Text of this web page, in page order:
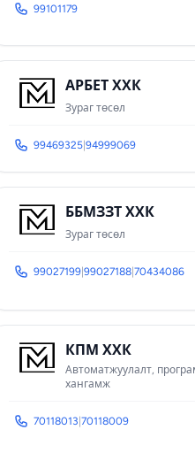
99101179
АРБЕТ ХХК
Зураг төсөл
99469325 |94999069
ББМЗЗТ ХХК
Зураг төсөл
99027199 |99027188 |70434086
КПМ ХХК
Автоматжуулалт,
хангамж
70118013 |70118009